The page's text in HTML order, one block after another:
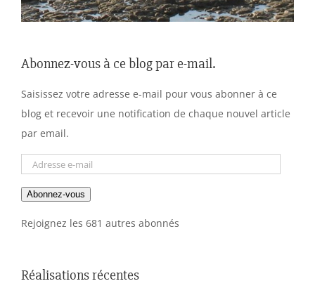
Abonnez-vous à ce blog par e-mail.
Saisissez votre adresse e-mail pour vous abonner à ce
blog et recevoir une notification de chaque nouvel article
par email.
Adresse
mail
Abonnez-vous
Rejoignez les 681 autres abonnés
Réalisations récentes